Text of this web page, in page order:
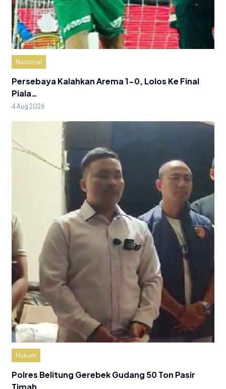
Nasional
Persebaya Kalahkan Arema 1-0, Lolos Ke Final
Piala…
4 Aug 2026
Hukum
Polres Belitung Gerebek Gudang 50 Ton Pasir
Timah…